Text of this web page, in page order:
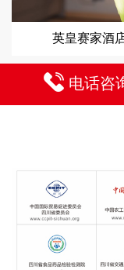
英皇赛家酒
电话咨